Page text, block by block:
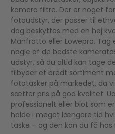
kamera filtre. Der er noget
fotoudstyr, der passer til
dog beskyttes med en høj
Manfrotto eller Lowepro.
nogle af de bedste
udstyr, så du altid kan tage
tilbyder et bredt sortiment
fototasker på markedet, da
sætter pris på god kvalitet.
professionelt eller blot som
holde i meget længere tid
taske – og den kan du få hos